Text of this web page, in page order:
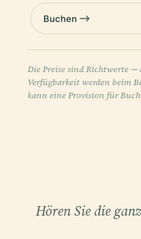
Buchen
Die Preise sind Richtwerte
Verfügbarkeit werden beim
kann eine Provision für
Hören Sie die